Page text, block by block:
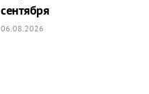
сентября
06.08.2026